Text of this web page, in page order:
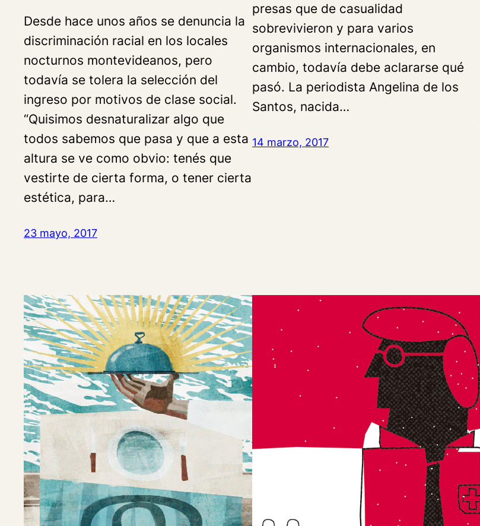
Desde hace unos años se denuncia la
discriminación racial en los locales
nocturnos montevideanos, pero
todavía se tolera la selección del
ingreso por motivos de clase social.
“Quisimos desnaturalizar algo que
todos sabemos que pasa y que a esta
altura se ve como obvio: tenés que
vestirte de cierta forma, o tener cierta
estética, para…
23 mayo, 2017
presas que de casualidad
sobrevivieron y para varios
organismos internacionales, en
cambio, todavía debe aclararse qué
pasó. La periodista Angelina de los
Santos, nacida…
14 marzo, 2017